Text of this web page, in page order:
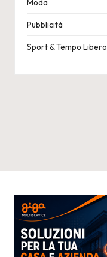
Moda
Pubblicità
Sport & Tempo Libero